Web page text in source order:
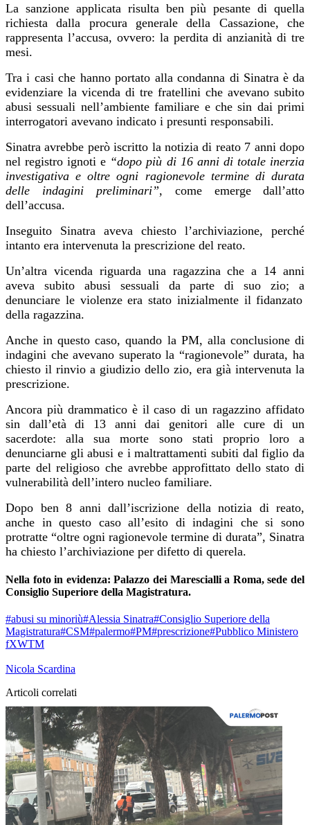
La sanzione applicata risulta ben più pesante di quella
richiesta dalla procura generale della Cassazione, che
rappresenta l’accusa, ovvero: la perdita di anzianità di tre
mesi.
Tra i casi che hanno portato alla condanna di Sinatra è da
evidenziare la vicenda di tre fratellini che avevano subito
abusi sessuali nell’ambiente familiare e che sin dai primi
interrogatori avevano indicato i presunti responsabili.
Sinatra avrebbe però iscritto la notizia di reato 7 anni dopo
nel registro ignoti e “dopo più di 16 anni di totale inerzia
investigativa e oltre ogni ragionevole termine di durata
delle indagini preliminari”, come emerge dall’atto
dell’accusa.
Inseguito Sinatra aveva chiesto l’archiviazione, perché
intanto era intervenuta la prescrizione del reato.
Un’altra vicenda riguarda una ragazzina che a 14 anni
aveva subito abusi sessuali da parte di suo zio; a
denunciare le violenze era stato inizialmente il fidanzato
della ragazzina.
Anche in questo caso, quando la PM, alla conclusionedi
indagini che avevano superato la “ragionevole” durata, ha
chiesto il rinvio a giudizio dello zio, era già intervenuta la
prescrizione.
Ancora più drammatico è il caso diunragazzino affidato
sin dall’età di 13 anni dai genitori alle cure di un
sacerdote: alla sua morte sono stati proprio loro a
denunciarne gli abusi e i maltrattamenti subiti dal figlio da
parte del religioso che avrebbe approfittato dello stato di
vulnerabilità dell’intero nucleo familiare.
Dopo ben 8 anni dall’iscrizione della notizia di reato,
anche in questo caso all’esito di indagini che si sono
protratte “oltre ogni ragionevole termine di durata”, Sinatra
ha chiesto l’archiviazione per difetto di querela.
Nella foto in evidenza: Palazzo dei Marescialli a Roma, sede del
Consiglio Superiore della Magistratura.
#abusi su minoriù#Alessia Sinatra#Consiglio Superiore della
Magistratura#CSM#palermo#PM#prescrizione#Pubblico Ministero
fXWTM
Nicola Scardina
Articoli correlati